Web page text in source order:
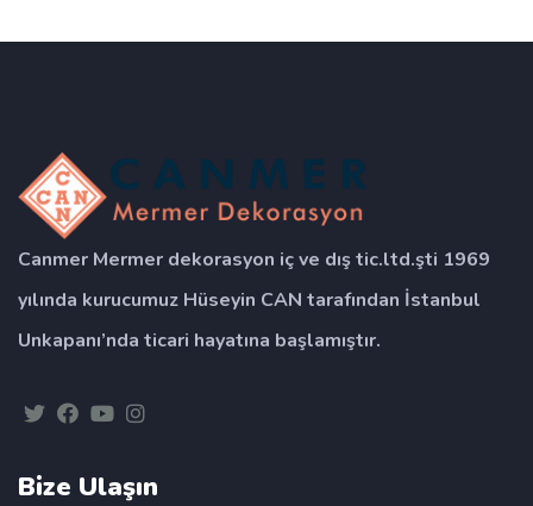
Canmer Mermer dekorasyon iç ve dış tic.ltd.şti 1969
yılında kurucumuz Hüseyin CAN tarafından İstanbul
Unkapanı’nda ticari hayatına başlamıştır.
Bize Ulaşın